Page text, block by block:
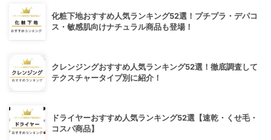
化粧下地おすすめ人気ランキング52選！プチプラ・デパコ
ス・敏感肌向けナチュラル商品も登場！
クレンジングおすすめ人気ランキング52選！徹底調査して
テクスチャータイプ別に紹介！
ドライヤーおすすめ人気ランキング52選【速乾・くせ毛・
コスパ商品】